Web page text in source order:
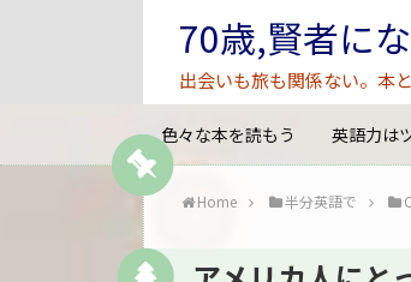
70歳,賢者に
出会いも旅も関係ない。本
色々な本を読もう 英語力は
Home 半分英語で